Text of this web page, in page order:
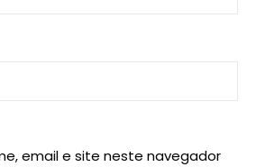
email e site neste navegador